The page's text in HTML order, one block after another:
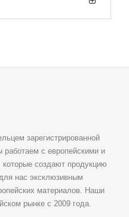
зарегистрированной
с европейскими и
создают продукцию
нас эксклюзивным
материалов. Наши
рынке с 2009 года.